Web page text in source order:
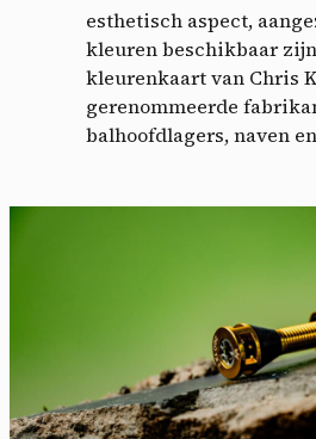
esthetisch aspect,
kleuren beschikbaar
kleurenkaart van Chris
gerenommeerde
balhoofdlagers, naven